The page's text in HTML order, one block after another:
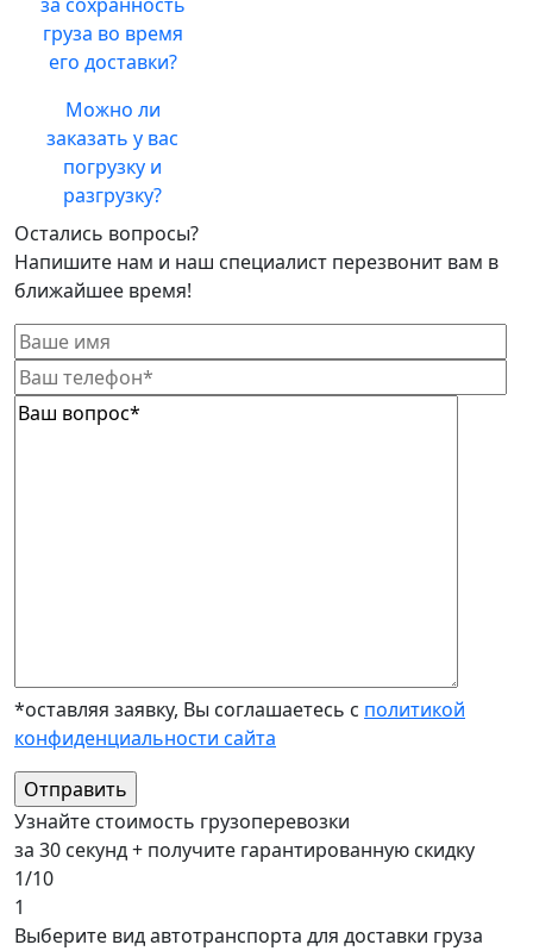
за сохранность
груза во время
его доставки?
Можно ли
заказать у вас
погрузку и
разгрузку?
Остались вопросы?
Напишите нам и наш специалист перезвонит вам в
ближайшее время!
*оставляя заявку, Вы соглашаетесь с политикой
конфиденциальности сайта
Узнайте стоимость грузоперевозки
за 30 секунд + получите гарантированную скидку
1/10
1
Выберите вид автотранспорта для доставки груза